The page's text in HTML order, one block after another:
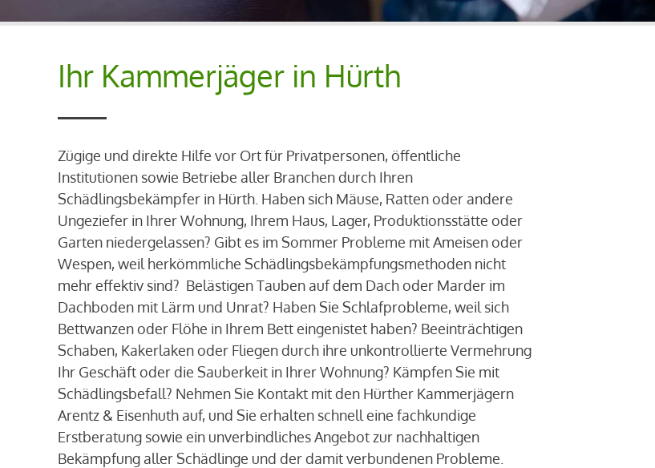
Ihr Kammerjäger in Hürth
Zügige und direkte Hilfe vor Ort für Privatpersonen, öffentliche
Institutionen sowie Betriebe aller Branchen durch Ihren
Schädlingsbekämpfer in Hürth. Haben sich Mäuse, Ratten oder andere
Ungeziefer in Ihrer Wohnung, Ihrem Haus, Lager, Produktionsstätte oder
Garten niedergelassen? Gibt es im Sommer Probleme mit Ameisen oder
Wespen, weil herkömmliche Schädlingsbekämpfungsmethoden nicht
mehr effektiv sind? Belästigen Tauben auf dem Dach oder Marder im
Dachboden mit Lärm und Unrat? Haben Sie Schlafprobleme, weil sich
Bettwanzen oder Flöhe in Ihrem Bett eingenistet haben? Beeinträchtigen
Schaben, Kakerlaken oder Fliegen durch ihre unkontrollierte Vermehrung
Ihr Geschäft oder die Sauberkeit in Ihrer Wohnung? Kämpfen Sie mit
Schädlingsbefall? Nehmen Sie Kontakt mit den Hürther Kammerjägern
Arentz & Eisenhuth auf, und Sie erhalten schnell eine fachkundige
Erstberatung sowie ein unverbindliches Angebot zur nachhaltigen
Bekämpfung aller Schädlinge und der damit verbundenen Probleme.